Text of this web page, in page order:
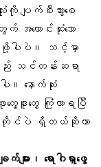
ပျက်စီးသွားစေ
ာင်းဆုံးသော
ပါပဲ။ သင့်မှာ
း သင်တန်းဆရာ
ါ။ နောက်ဆုံး
ဒူးတွေ့ ကြုံလာရပြီ
င်ပဲ ရှိတယ်ဆိုတာ
ျား၊ ရောဂါရှာဖွေ